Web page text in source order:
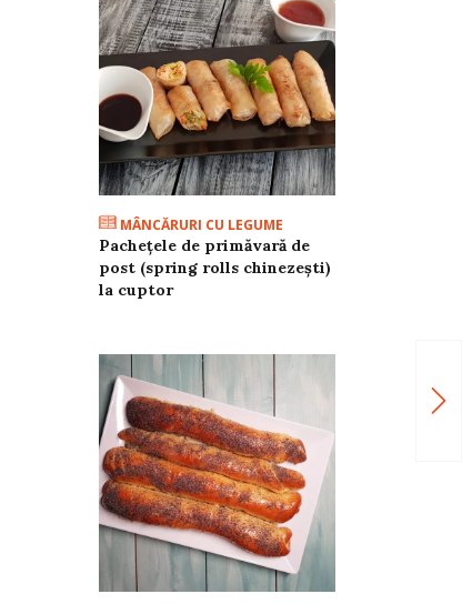
MÂNCĂRURI CU LEGUME
Pachețele de primăvară de
post (spring rolls chinezești)
la cuptor